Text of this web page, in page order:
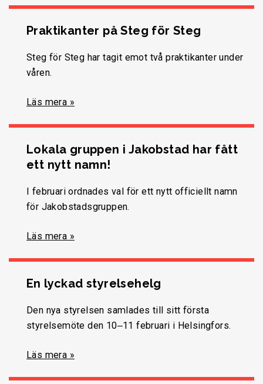
Praktikanter på Steg för Steg
Steg för Steg har tagit emot två praktikanter under
våren.
Läs mera »
Lokala gruppen i Jakobstad har fått
ett nytt namn!
I februari ordnades val för ett nytt officiellt namn
för Jakobstadsgruppen.
Läs mera »
En lyckad styrelsehelg
Den nya styrelsen samlades till sitt första
styrelsemöte den 10‒11 februari i Helsingfors.
Läs mera »